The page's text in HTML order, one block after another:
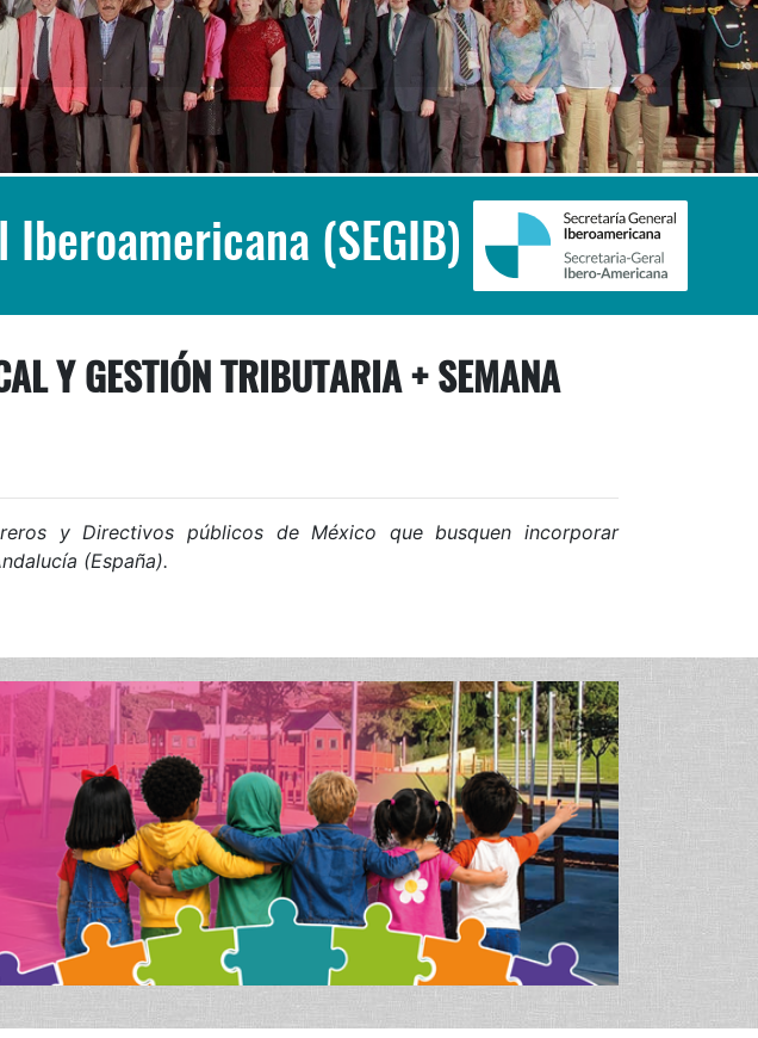
(SEGIB)
Y GESTIÓN TRIBUTARIA + SEMANA
y Directivos públicos de México que busquen incorporar
(España).